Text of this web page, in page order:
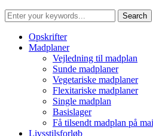
Opskrifter
Madplaner
Vejledning til madplan
Sunde madplaner
Vegetariske madplaner
Flexitariske madplaner
Single madplan
Basislager
Få tilsendt madplan på
Livsstilsforløb